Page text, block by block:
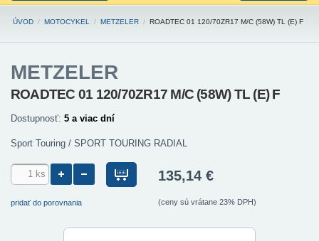
ÚVOD / MOTOCYKEL / METZELER / ROADTEC 01 120/70ZR17 M/C (58W) TL (E) F
METZELER
ROADTEC 01 120/70ZR17 M/C (58W) TL (E) F
Dostupnosť: 5 a viac dní
Sport Touring / SPORT TOURING RADIAL
pridať do porovnania
135,14 €
(ceny sú vrátane 23% DPH)